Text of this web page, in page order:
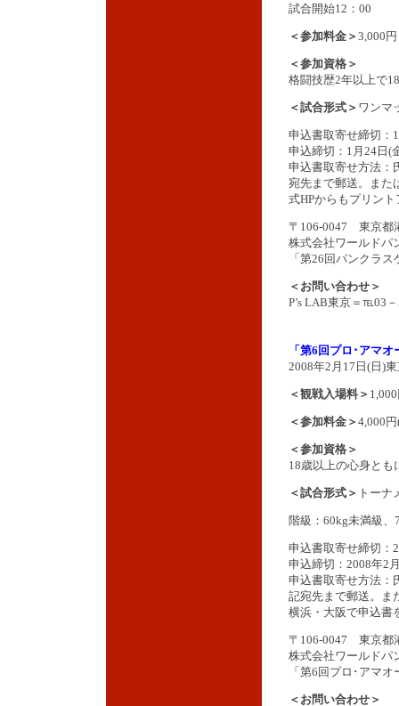
試合開始12：00
＜参加料金＞ 3,000円
＜参加資格＞
格闘技歴2年以上で
＜試合形式＞ ワンマ
申込書取寄せ締切：
申込締切：1月24日(
申込書取寄せ方法：
宛先まで郵送。また
式HPからもプリン
〒106-0047 東京都
株式会社ワールドパ
「第26回パンクラ
＜お問い合わせ＞
P’s LAB東京＝℡03
「第6回プロ･アマ
2008年2月17日(日)東
＜観戦入場料＞
＜参加料金＞ 4,000
＜参加資格＞
18歳以上の心身とも
＜試合形式＞ トーナ
階級：60kg未満級
申込書取寄せ締切：
申込締切：2008年2
申込書取寄せ方法：
記宛先まで郵送。ま
横浜・大阪で申込書
〒106-0047 東京都
株式会社ワールドパ
「第6回プロ･アマ
＜お問い合わせ＞